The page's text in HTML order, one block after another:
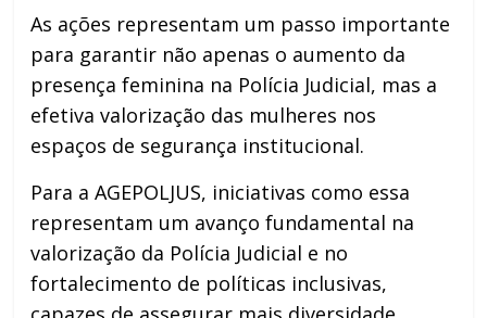
As ações representam um passo importante
para garantir não apenas o aumento da
presença feminina na Polícia Judicial, mas a
efetiva valorização das mulheres nos
espaços de segurança institucional.
Para a AGEPOLJUS, iniciativas como essa
representam um avanço fundamental na
valorização da Polícia Judicial e no
fortalecimento de políticas inclusivas,